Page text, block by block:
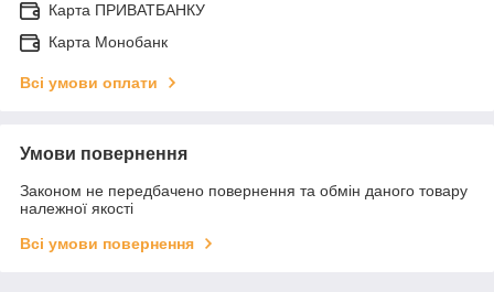
Карта ПРИВАТБАНКУ
Карта Монобанк
Всі умови оплати
Умови повернення
Законом не передбачено повернення та обмін даного товару
належної якості
Всі умови повернення